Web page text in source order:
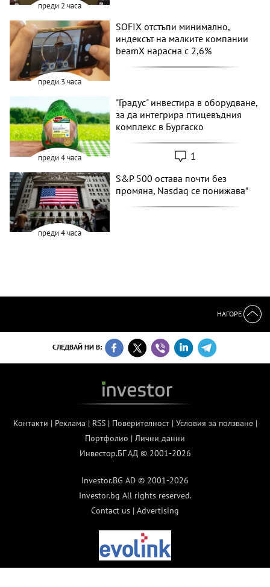
преди 2 часа
преди 3 часа
SOFIX отстъпи минимално,
индексът на малките компании
beamX нарасна с 2,6%
преди 4 часа
"Градус" инвестира в оборудване,
за да интегрира птицевъдния
комплекс в Бургаско
1
преди 4 часа
S&P 500 остава почти без
промяна, Nasdaq се понижава*
НАГОРЕ
СЛЕДВАЙ НИ В:
Контакти | Реклама | RSS| Поверителност| Условия за ползване|
Портфолио | Лични данни
Инвестор.БГ АД © 2001-2026
Investor.BG AD © 2001-2026
Investor.bg All rights reserved.
Contact us | Advertising